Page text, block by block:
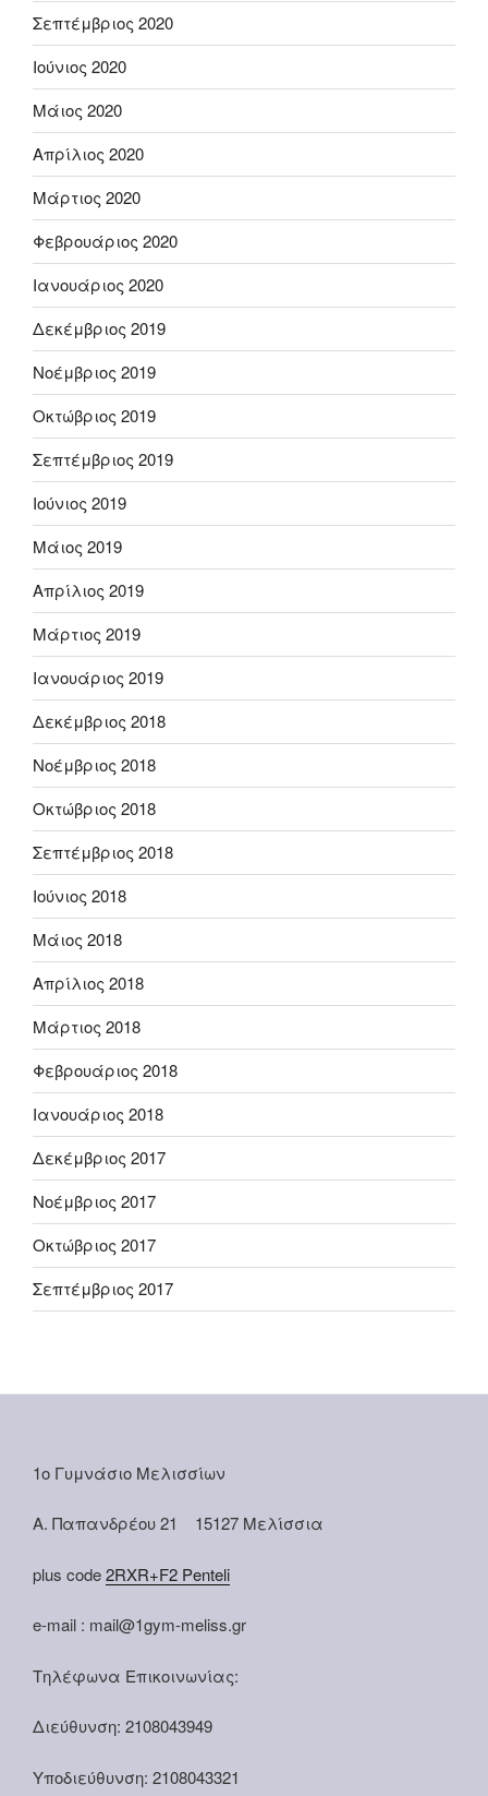
Σεπτέμβριος 2020
Ιούνιος 2020
Μάιος 2020
Απρίλιος 2020
Μάρτιος 2020
Φεβρουάριος 2020
Ιανουάριος 2020
Δεκέμβριος 2019
Νοέμβριος 2019
Οκτώβριος 2019
Σεπτέμβριος 2019
Ιούνιος 2019
Μάιος 2019
Απρίλιος 2019
Μάρτιος 2019
Ιανουάριος 2019
Δεκέμβριος 2018
Νοέμβριος 2018
Οκτώβριος 2018
Σεπτέμβριος 2018
Ιούνιος 2018
Μάιος 2018
Απρίλιος 2018
Μάρτιος 2018
Φεβρουάριος 2018
Ιανουάριος 2018
Δεκέμβριος 2017
Νοέμβριος 2017
Οκτώβριος 2017
Σεπτέμβριος 2017
1ο Γυμνάσιο Μελισσίων
Α. Παπανδρέου 21 15127 Μελίσσια
plus code2RXR+F2 Penteli
e-mail : mail@1gym-meliss.gr
Τηλέφωνα Επικοινωνίας:
Διεύθυνση: 2108043949
Υποδιεύθυνση: 2108043321